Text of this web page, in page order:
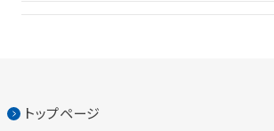
トップページ